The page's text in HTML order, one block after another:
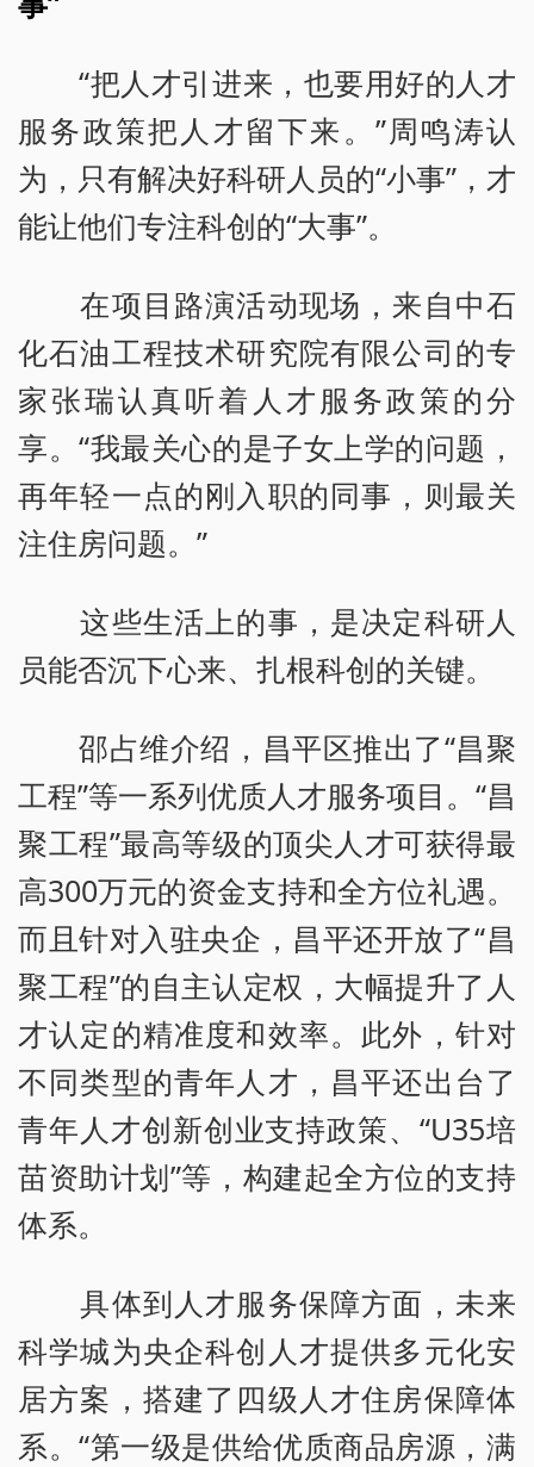
“把人才引进来，也要用好的人才
服务政策把人才留下来。”周鸣涛认
为，只有解决好科研人员的“小事”，才
能让他们专注科创的“大事”。
在项目路演活动现场，来自中石
化石油工程技术研究院有限公司的专
家张瑞认真听着人才服务政策的分
享。“我最关心的是子女上学的问题，
再年轻一点的刚入职的同事，则最关
注住房问题。”
这些生活上的事，是决定科研人
员能否沉下心来、扎根科创的关键。
邵占维介绍，昌平区推出了“昌聚
工程”等一系列优质人才服务项目。“昌
聚工程”最高等级的顶尖人才可获得最
高300万元的资金支持和全方位礼遇。
而且针对入驻央企，昌平还开放了“昌
聚工程”的自主认定权，大幅提升了人
才认定的精准度和效率。此外，针对
不同类型的青年人才，昌平还出台了
青年人才创新创业支持政策、“U35培
苗资助计划”等，构建起全方位的支持
体系。
具体到人才服务保障方面，未来
科学城为央企科创人才提供多元化安
居方案，搭建了四级人才住房保障体
系。“第一级是供给优质商品房源，满